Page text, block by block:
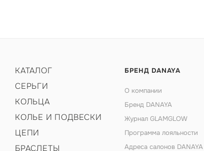
КАТАЛОГ
СЕРЬГИ
КОЛЬЦА
КОЛЬЕ И ПОДВЕСКИ
ЦЕПИ
БРАСЛЕТЫ
БРЕНД DANAYA
О компании
Бренд DANAYA
Журнал GLAMGLOW
Программа лояльности
Адреса салонов DANAYA